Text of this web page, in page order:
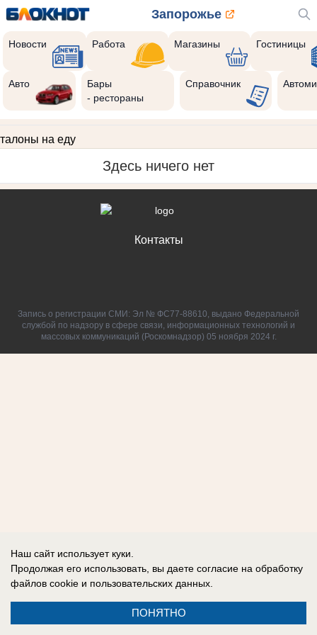
Запорожье
Новости Работа Магазины Гостиницы
Авто
Бары
- рестораны
Справочник
талоны на еду
Здесь ничего нет
Контакты
Запись о регистрации СМИ: Эл № ФС77-88610, выдано Федеральной
службой по надзору в сфере связи, информационных технологий и
массовых коммуникаций (Роскомнадзор) 05 ноября 2024 г.
Наш сайт использует куки.
Продолжая его использовать, вы даете согласие на обработку
файлов cookie и пользовательских данных.
ПОНЯТНО